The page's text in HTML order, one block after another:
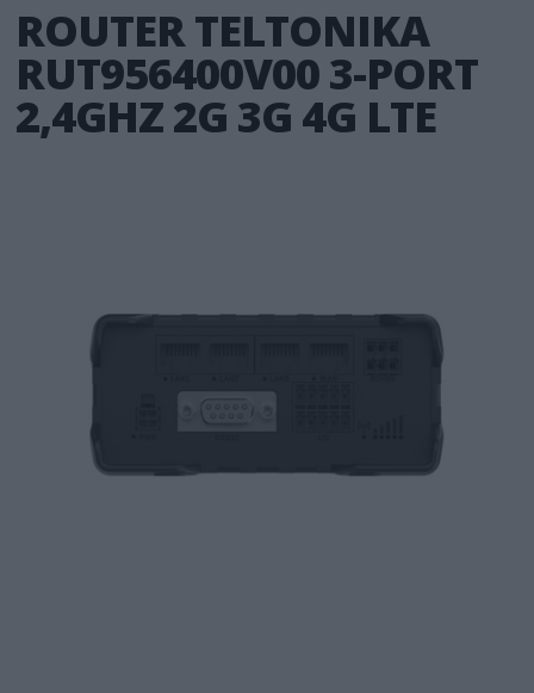
ROUTER TELTONIKA
RUT956400V00 3-PORT
2,4GHZ 2G 3G 4G LTE